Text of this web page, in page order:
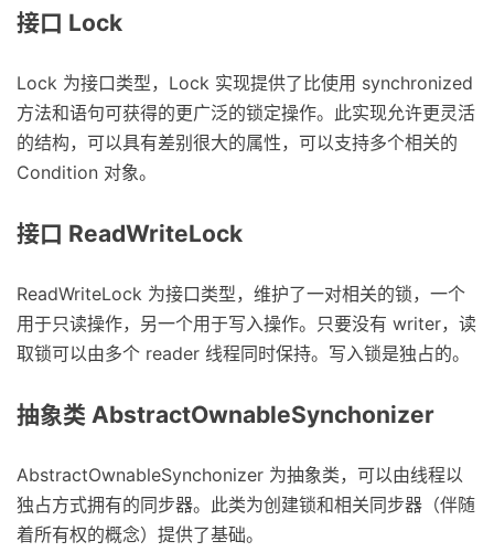
接口 Lock
Lock 为接口类型，Lock 实现提供了比使用 synchronized
方法和语句可获得的更广泛的锁定操作。此实现允许更灵活
的结构，可以具有差别很大的属性，可以支持多个相关的
Condition 对象。
接口 ReadWriteLock
ReadWriteLock 为接口类型，维护了一对相关的锁，一个
用于只读操作，另一个用于写入操作。只要没有 writer，读
取锁可以由多个 reader 线程同时保持。写入锁是独占的。
抽象类 AbstractOwnableSynchonizer
AbstractOwnableSynchonizer 为抽象类，可以由线程以
独占方式拥有的同步器。此类为创建锁和相关同步器（伴随
着所有权的概念）提供了基础。